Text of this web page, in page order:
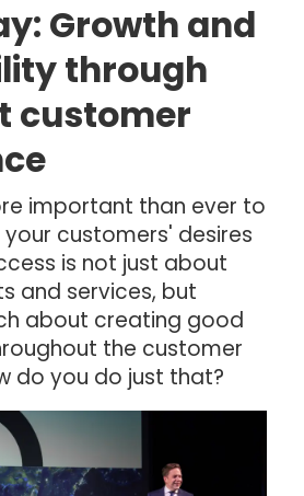
Growth and
through
customer
important than ever to
customers' desires
is not just about
and services, but
about creating good
the customer
do you do just that?